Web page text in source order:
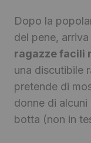
Dopo la
del pene,
ragazze facili
una discutibile
pretende di
donne di
botta (non in